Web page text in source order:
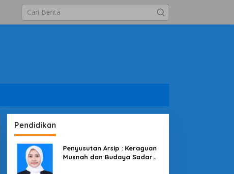
Pendidikan
Penyusutan Arsip : Keraguan
Musnah dan Budaya Sadar